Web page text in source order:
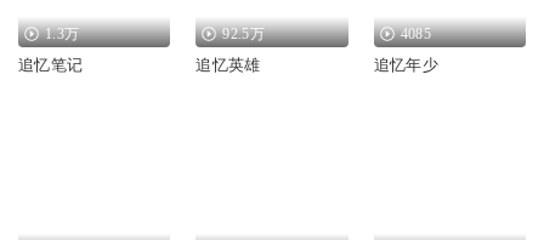
1.3万
追忆笔记
92.5万
追忆英雄
4085
追忆年少